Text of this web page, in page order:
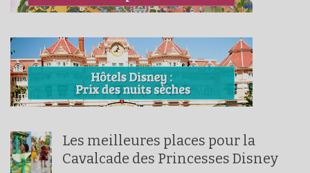
Les meilleures places pour la
Cavalcade des Princesses Disney